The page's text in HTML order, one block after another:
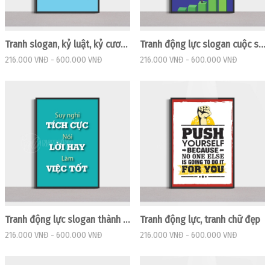
Tranh slogan, kỷ luật, kỷ cương
216.000 VNĐ - 600.000 VNĐ
Tranh động lực slogan cuộc sống
216.000 VNĐ - 600.000 VNĐ
Tranh động lực slogan thành công
216.000 VNĐ - 600.000 VNĐ
Tranh động lực, tranh chữ đẹp
216.000 VNĐ - 600.000 VNĐ